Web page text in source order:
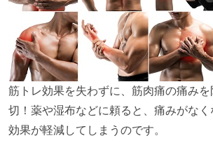
筋トレ効果を失わずに、筋肉痛の痛み
切！薬や湿布などに頼ると、痛みがな
効果が軽減してしまうのです。